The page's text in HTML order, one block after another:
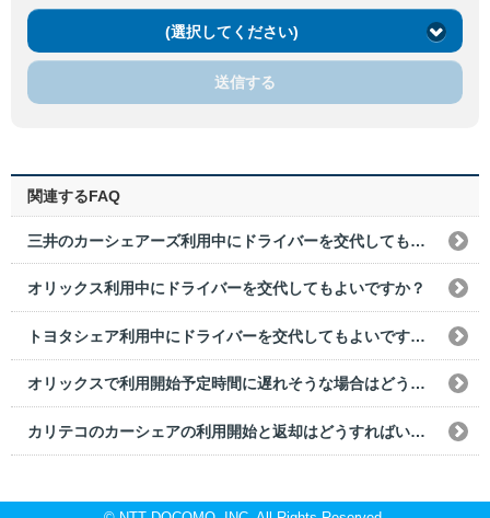
(選択してください)
送信する
関連するFAQ
三井のカーシェアーズ利用中にドライバーを交代してもよいですか？
オリックス利用中にドライバーを交代してもよいですか？
トヨタシェア利用中にドライバーを交代してもよいですか？
オリックスで利用開始予定時間に遅れそうな場合はどうすればよいですか？
カリテコのカーシェアの利用開始と返却はどうすればいいですか？